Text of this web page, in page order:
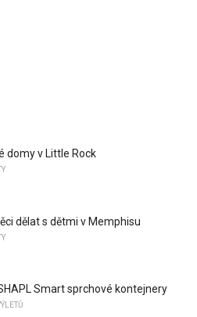
domy v Little Rock
dělat s dětmi v Memphisu
Smart sprchové kontejnery